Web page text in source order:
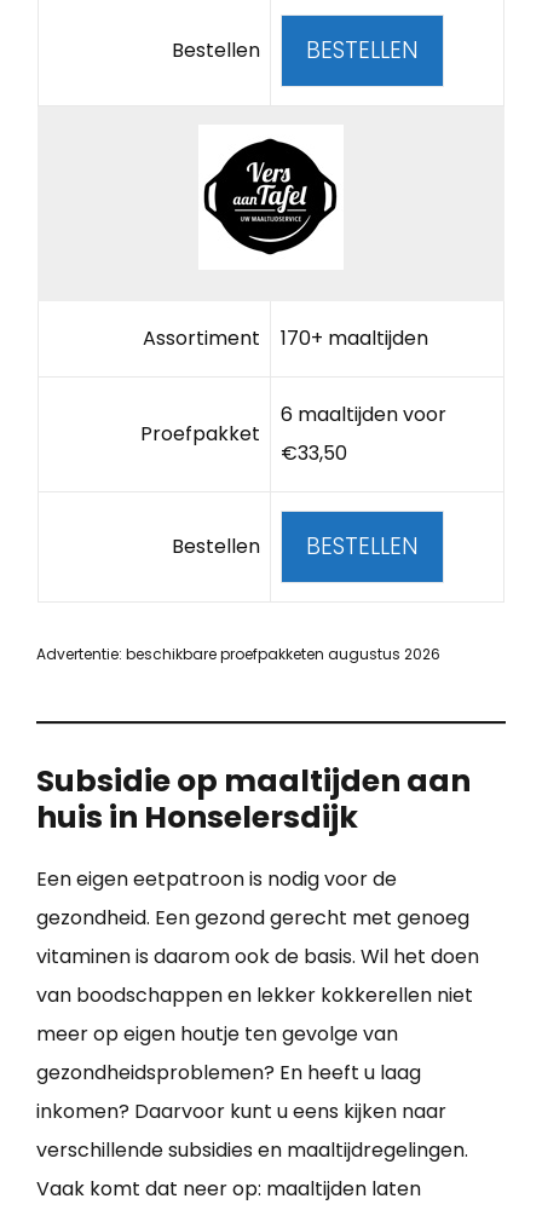
Bestellen BESTELLEN
Assortiment 170+ maaltijden
Proefpakket
6 maaltijden voor
€33,50
Bestellen BESTELLEN
Advertentie: beschikbare proefpakketen augustus 2026
Subsidie op maaltijden aan
huis in Honselersdijk
Een eigen eetpatroon is nodig voor de
gezondheid. Een gezond gerecht met genoeg
vitaminen is daarom ook de basis. Wil het doen
van boodschappen en lekker kokkerellen niet
meer op eigen houtje ten gevolge van
gezondheidsproblemen? En heeft u laag
inkomen? Daarvoor kunt u eens kijken naar
verschillende subsidies en maaltijdregelingen.
Vaak komt dat neer op: maaltijden laten